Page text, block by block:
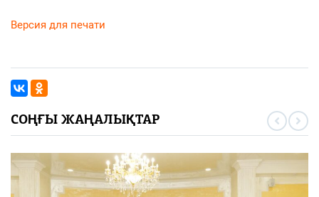
Версия для печати
СОҢҒЫ ЖАҢАЛЫҚТАР